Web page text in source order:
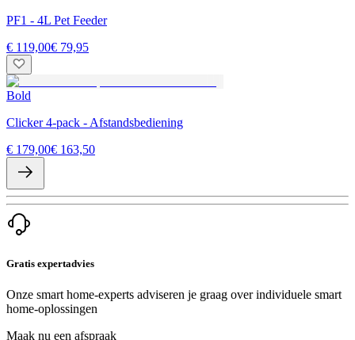
PF1 - 4L Pet Feeder
€ 119,00€ 79,95
Bold
Clicker 4-pack - Afstandsbediening
€ 179,00€ 163,50
Gratis expertadvies
Onze smart home-experts adviseren je graag over individuele smart
home-oplossingen
Maak nu een afspraak